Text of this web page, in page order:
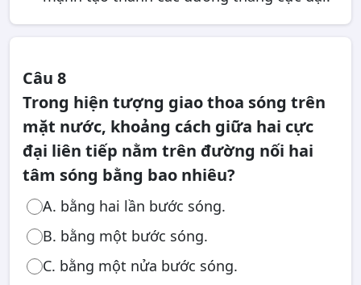
Câu 8
Trong hiện tượng giao thoa sóng trên
mặt nước, khoảng cách giữa hai cực
đại liên tiếp nằm trên đường nối hai
tâm sóng bằng bao nhiêu?
A. bằng hai lần bước sóng.
B. bằng một bước sóng.
C. bằng một nửa bước sóng.